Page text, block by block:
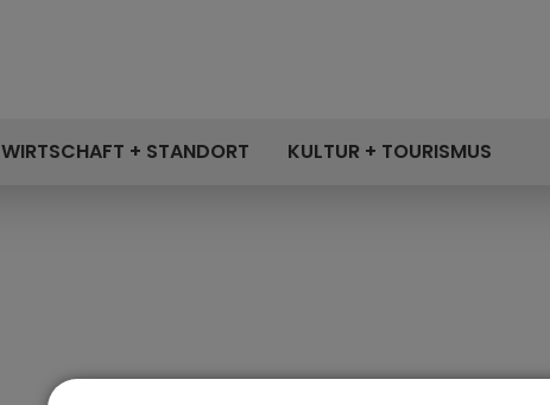
WIRTSCHAFT + STANDORT KULTUR + TOURISMUS